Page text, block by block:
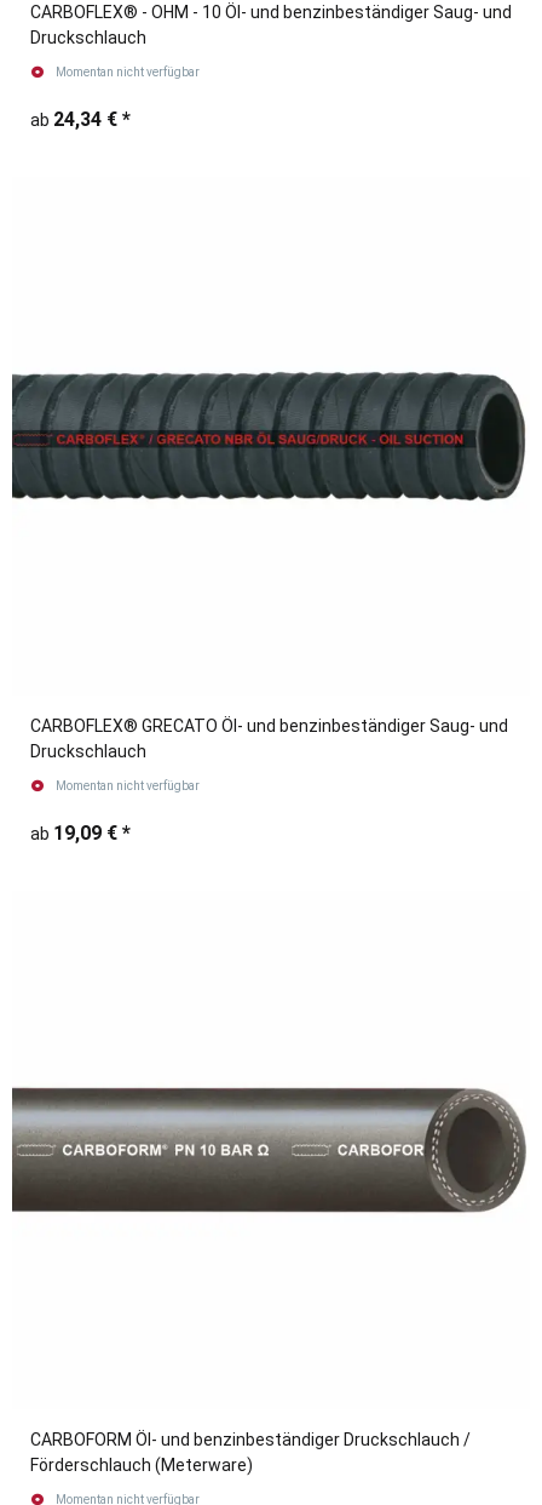
CARBOFLEX® - OHM - 10 Öl- und benzinbeständiger Saug- und
Druckschlauch
Momentan nicht verfügbar
ab 24,34 € *
CARBOFLEX® GRECATO Öl- und benzinbeständiger Saug- und
Druckschlauch
Momentan nicht verfügbar
ab 19,09 € *
CARBOFORM Öl- und benzinbeständiger Druckschlauch /
Förderschlauch (Meterware)
Momentan nicht verfügbar